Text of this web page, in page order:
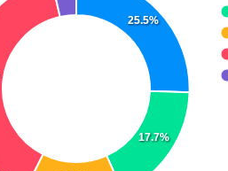
25.5%
17.7%